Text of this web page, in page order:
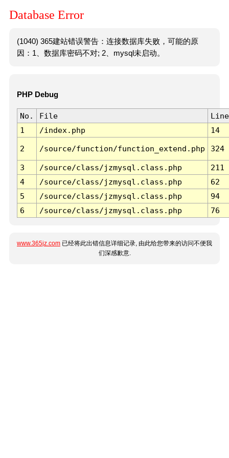
Database Error
(1040) 365建站错误警告：连接数据库失败，可能的原
因：1、数据库密码不对; 2、mysql未启动。
PHP Debug
No. File
Line
1
/index.php 14
2 /source/function/function_extend.php 324
3 /source/class/jzmysql.class.php
211
4
/source/class/jzmysql.class.php
62
5
/source/class/jzmysql.class.php
94
6
/source/class/jzmysql.class.php 76
www.365jz.com 已经将此出错信息详细记录, 由此给您带来的访问不便我
们深感歉意.